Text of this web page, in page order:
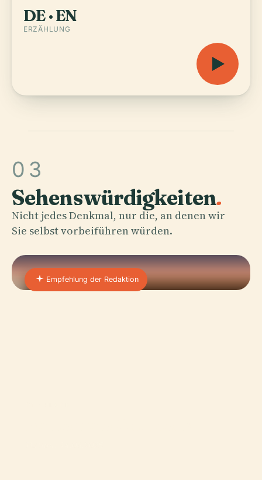
DE · EN
ERZÄHLUNG
03
Sehenswürdigkeiten.
Nicht jedes Denkmal, nur die, an denen wir
Sie selbst vorbeiführen würden.
Empfehlung der Redaktion